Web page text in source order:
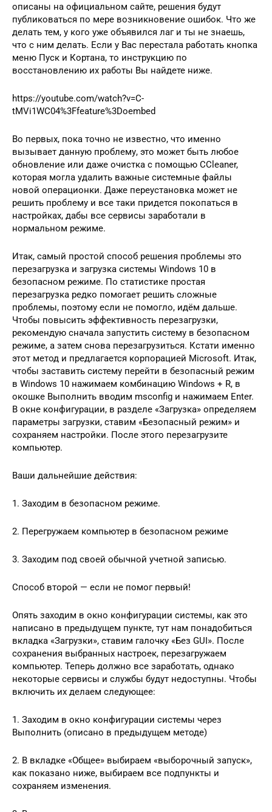
описаны на официальном сайте, решения будут
публиковаться по мере возникновение ошибок. Что же
делать тем, у кого уже объявился лаг и ты не знаешь,
что с ним делать. Если у Вас перестала работать кнопка
меню Пуск и Кортана, то инструкцию по
восстановлению их работы Вы найдете ниже.
https://youtube.com/watch?v=C-
tMVi1WC04%3Ffeature%3Doembed
Во первых, пока точно не известно, что именно
вызывает данную проблему, это может быть любое
обновление или даже очистка с помощью ССleaner,
которая могла удалить важные системные файлы
новой операционки. Даже переустановка может не
решить проблему и все таки придется покопаться в
настройках, дабы все сервисы заработали в
нормальном режиме.
Итак, самый простой способ решения проблемы это
перезагрузка и загрузка системы Windows 10 в
безопасном режиме. По статистике простая
перезагрузка редко помогает решить сложные
проблемы, поэтому если не помогло, идём дальше.
Чтобы повысить эффективность перезагрузки,
рекомендую сначала запустить систему в безопасном
режиме, а затем снова перезагрузиться. Кстати именно
этот метод и предлагается корпорацией Microsoft. Итак,
чтобы заставить систему перейти в безопасный режим
в Windows 10 нажимаем комбинацию Windows + R, в
окошке Выполнить вводим msconfig и нажимаем Enter.
В окне конфигурации, в разделе «Загрузка» определяем
параметры загрузки, ставим «Безопасный режим» и
сохраняем настройки. После этого перезагрузите
компьютер.
Ваши дальнейшие действия:
1. Заходим в безопасном режиме.
2. Перегружаем компьютер в безопасном режиме
3. Заходим под своей обычной учетной записью.
Способ второй — если не помог первый!
Опять заходим в окно конфигурации системы, как это
написано в предыдущем пункте, тут нам понадобиться
вкладка «Загрузки», ставим галочку «Без GUI». После
сохранения выбранных настроек, перезагружаем
компьютер. Теперь должно все заработать, однако
некоторые сервисы и службы будут недоступны. Чтобы
включить их делаем следующее:
1. Заходим в окно конфигурации системы через
Выполнить (описано в предыдущем методе)
2. В вкладке «Общее» выбираем «выборочный запуск»,
как показано ниже, выбираем все подпункты и
сохраняем изменения.